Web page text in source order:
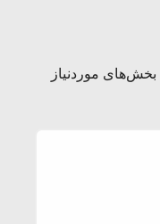
بخش‌های موردنیاز